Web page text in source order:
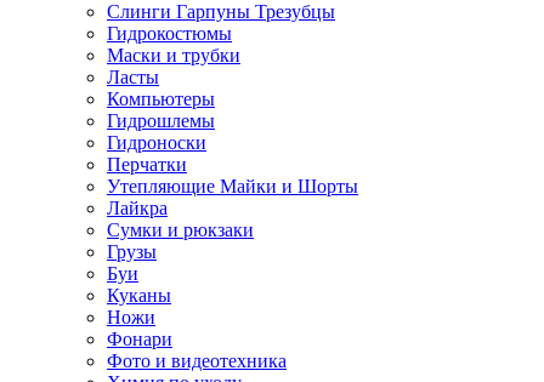
Слинги Гарпуны Трезубцы
Гидрокостюмы
Маски и трубки
Ласты
Компьютеры
Гидрошлемы
Гидроноски
Перчатки
Утепляющие Майки и Шорты
Лайкра
Сумки и рюкзаки
Грузы
Буи
Куканы
Ножи
Фонари
Фото и видеотехника